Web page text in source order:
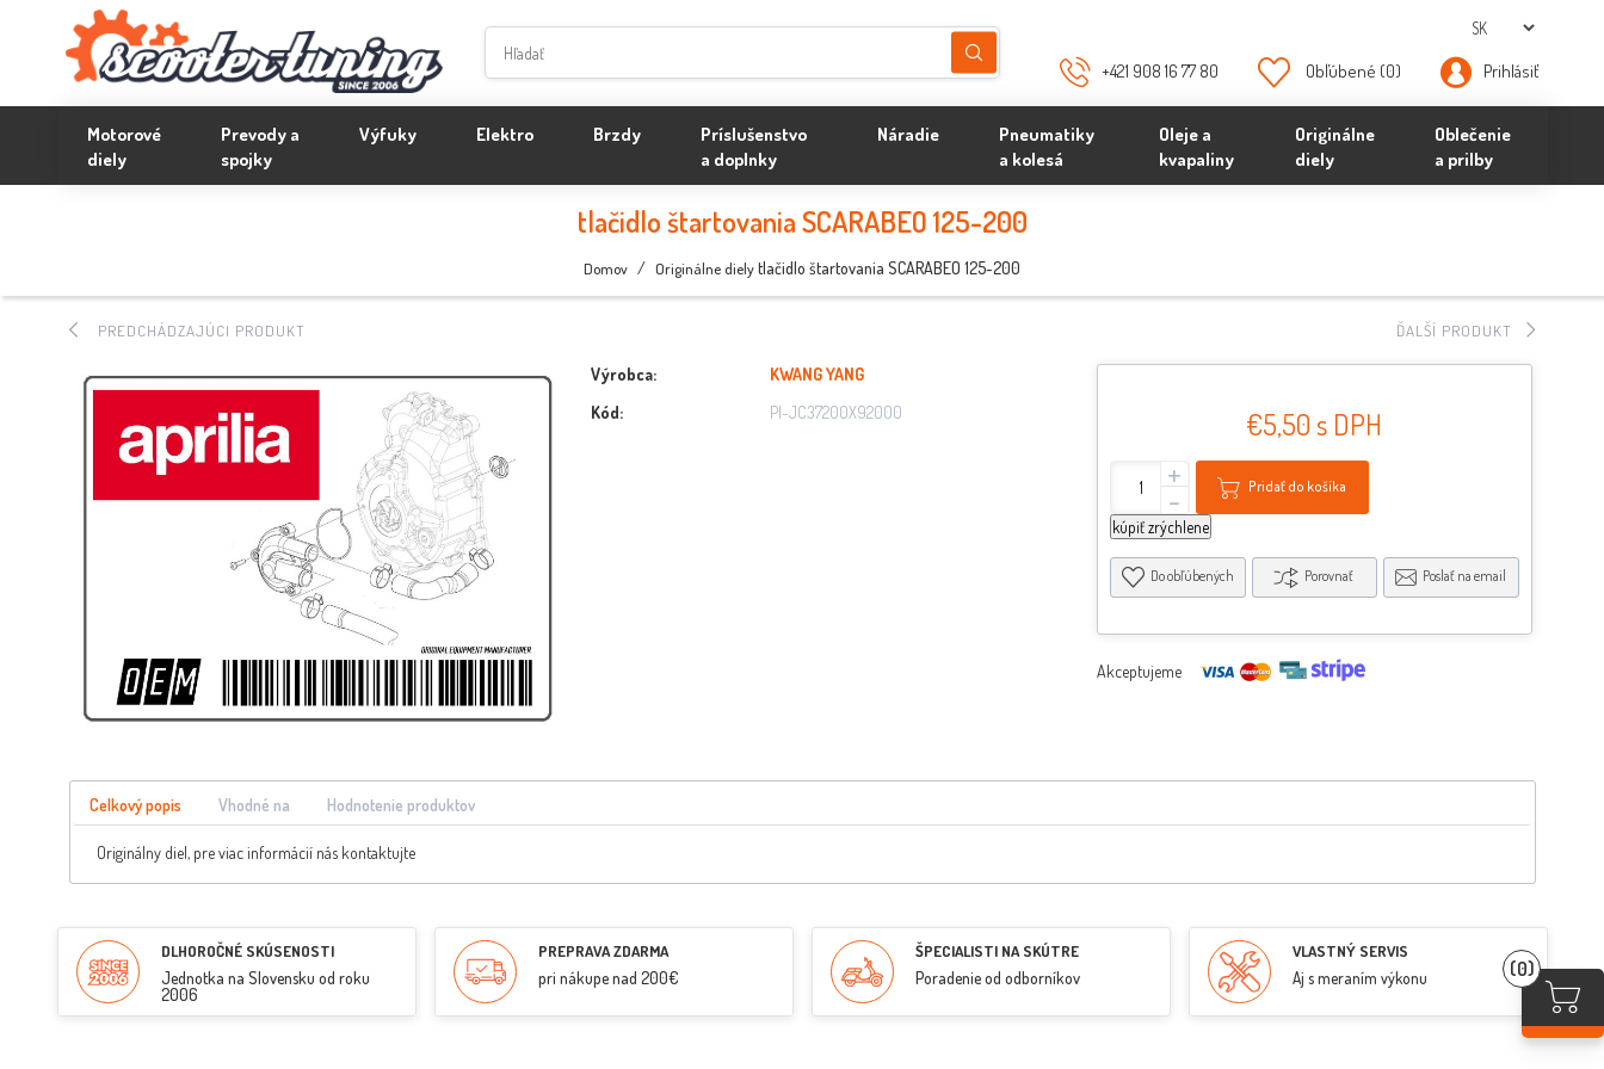
+421 908 16 77 80 Obľúbené (0) Prihlásiť
(0)
Motorové
diely
Prevody a
spojky
Výfuky Elektro Brzdy
Príslušenstvo
a doplnky
Náradie
Pneumatiky
a kolesá
Oleje a
kvapaliny
Originálne
diely
Oblečenie
a prilby
tlačidlo štartovania SCARABEO 125-200
Domov / Originálne dielytlačidlo štartovania SCARABEO 125-200
PREDCHÁDZAJÚCI PRODUKT ĎALŠÍ PRODUKT
Výrobca:
KWANG YANG
Kód:
PI-JC37200X92000 €5,50 s DPH
+
- Pridať do košíka
kúpiť zrýchlene
Do obľúbených Porovnať Poslať na email
Akceptujeme
Celkový popis Vhodné na Hodnotenie produktov
Originálny diel, pre viac informácií nás kontaktujte
DLHOROČNÉ SKÚSENOSTI
Jednotka na Slovensku od roku
2006
PREPRAVA ZDARMA
pri nákupe nad 200€
ŠPECIALISTI NA SKÚTRE
Poradenie od odborníkov
VLASTNÝ SERVIS
Aj s meraním výkonu